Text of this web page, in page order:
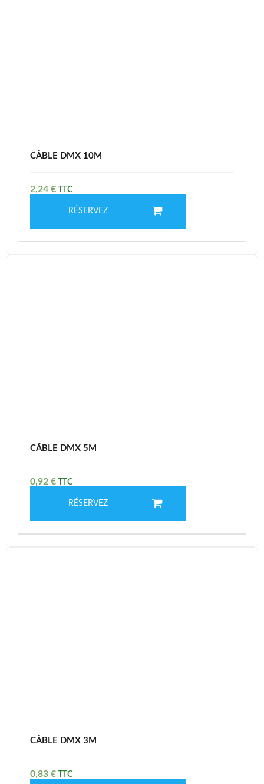
CÂBLE DMX 10M
2,24 €
RÉSERVEZ
CÂBLE DMX 5M
0,92 €
RÉSERVEZ
CÂBLE DMX 3M
0,83 €